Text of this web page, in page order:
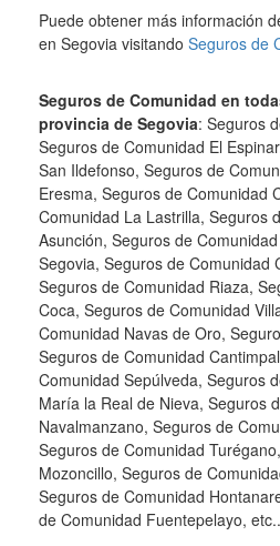
Puede obtener más información
en Segovia visitando Seguros de
Seguros de Comunidad en
provincia de Segovia: Seguros
Seguros de Comunidad El
San Ildefonso, Seguros de
Eresma, Seguros de Comunidad
Comunidad La Lastrilla, Seguros
Asunción, Seguros de
Segovia, Seguros de Comunidad
Seguros de Comunidad Riaza,
Coca, Seguros de Comunidad
Comunidad Navas de Oro,
Seguros de Comunidad
Comunidad Sepúlveda, Seguros
María la Real de Nieva, Seguros
Navalmanzano, Seguros de
Seguros de Comunidad
Mozoncillo, Seguros de
Seguros de Comunidad
de Comunidad Fuentepelayo,